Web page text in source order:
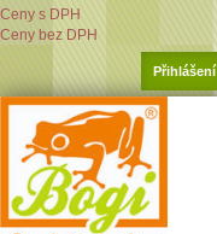
Přihlášení
Ceny s DPH
Ceny bez DPH